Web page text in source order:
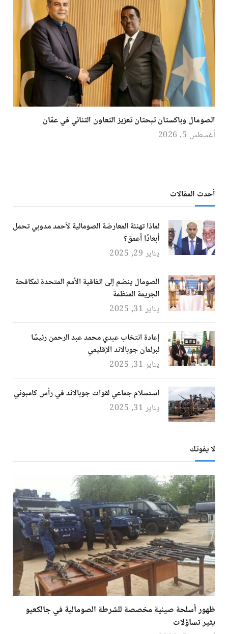
الصومال وباكستان تبحثان تعزيز التعاون الثنائي في عمّان
أغسطس 5, 2026
أحدث المقالات
لماذا تهنئة المعارضة الصومالية لأحمد مدوبي تحمل
أبعادًا أعمق؟
يناير 29, 2025
الصومال ينضم إلى اتفاقية الأمم المتحدة لمكافحة
الجريمة المنظمة
يناير 31, 2025
إعادة انتخاب عبدي محمد عبد الرحمن رئيسًا
لبرلمان جوبالاند الإقليمي
يناير 31, 2025
استسلام جماعي لقوات جوبالاند في رأس كامبوني
يناير 31, 2025
لا يفوتك
ظهور أسلحة صينية مخصصة للشرطة الصومالية في جالكعيو
يثير تساؤلات